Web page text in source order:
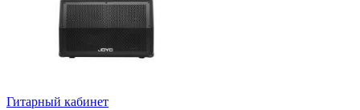
Гитарный кабинет